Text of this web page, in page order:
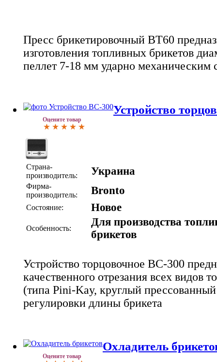
Пресс брикетировочный BT60
изготовления топливных брикетов
пеллет 7-18 мм ударно механическим
Оцените товар
Устройство
Страна-
производитель:
Украина
Фирма-
производитель:
Bronto
Состояние: Новое
Особенность:
Для производства
брикетов
Устройство торцовочное BC-300
качественного отрезания всех видов
(типа Pini-Kay, круглый
регулировки длины брикета
Оцените товар
Охладитель